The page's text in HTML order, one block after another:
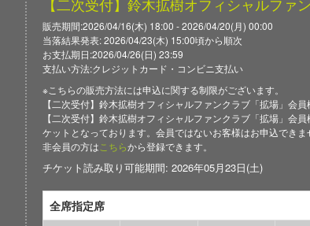
販売期間:2026/04/16(木) 18:00 - 2026/04/20(月) 00:00
当落結果発表: 2026/04/23(木) 15:00頃から順次
お支払期日:2026/04/26(日) 23:59
支払い方法:クレジットカード・コンビニ支払い
※こちらの販売方法には申込に関する制限がございます。
【二次受付】鈴木拡樹オフィシャルファンクラブ「拡場」会
【二次受付】鈴木拡樹オフィシャルファンクラブ「拡場」会
ケットとなっております。会員ではないお客様はお申込できま
非会員の方は こちらから登録できます。
チケット読み取り可能期間: 2026年05月23日(土)
全席指定席